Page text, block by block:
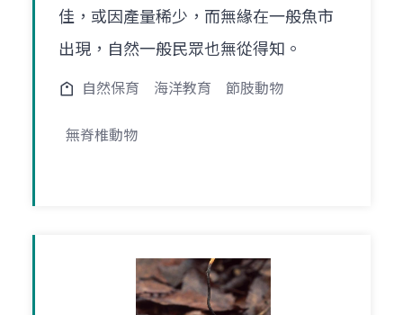
佳，或因產量稀少，而無緣在一般魚市
出現，自然一般民眾也無從得知。
自然保育 海洋教育 節肢動物
無脊椎動物